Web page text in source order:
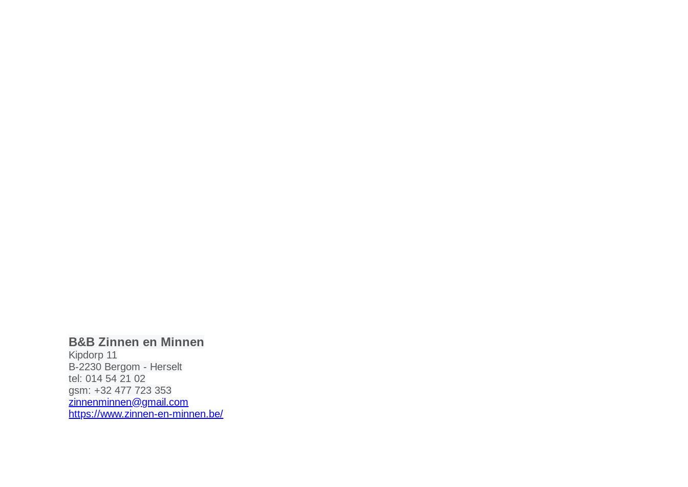
B&B Zinnen en Minnen
Kipdorp 11
B-2230 Bergom - Herselt
tel: 014 54 21 02
gsm: +32 477 723 353
zinnenminnen@gmail.com
https://www.zinnen-en-minnen.be/